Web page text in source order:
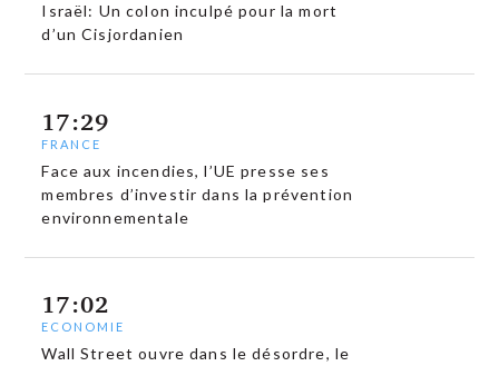
Israël: Un colon inculpé pour la mort
d’un Cisjordanien
17:29
FRANCE
Face aux incendies, l’UE presse ses
membres d’investir dans la prévention
environnementale
17:02
ECONOMIE
Wall Street ouvre dans le désordre, le